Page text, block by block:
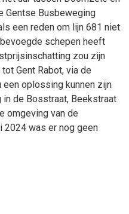
Gentse Busbeweging
een reden om lijn 681 niet
schepen heeft
zou zijn
Gent Rabot, via de
oplossing kunnen zijn
de Bosstraat, Beekstraat
omgeving van de
2024 was er nog geen